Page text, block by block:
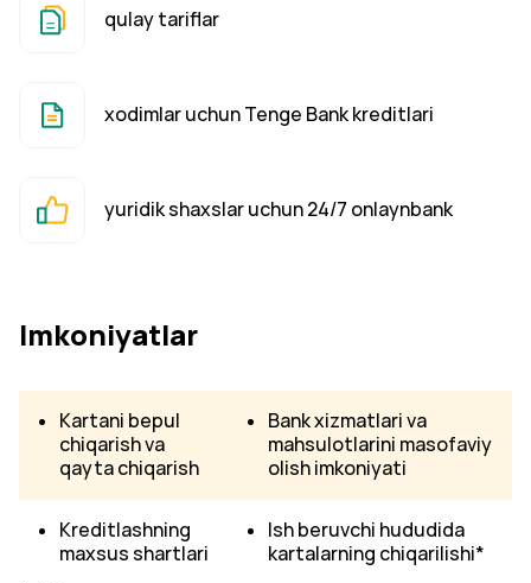
qulay tariflar
xodimlar uchun Tenge Bank kreditlari
yuridik shaxslar uchun 24/7 onlaynbank
Imkoniyatlar
Kartani bepul
chiqarish va
qayta chiqarish
Bank xizmatlari va
mahsulotlarini masofaviy
olish imkoniyati
Kreditlashning
maxsus shartlari
Ish beruvchi hududida
kartalarning chiqarilishi*